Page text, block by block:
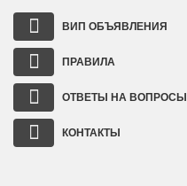
ВИП ОБЪЯВЛЕНИЯ
ПРАВИЛА
ОТВЕТЫ НА ВОПРОСЫ
КОНТАКТЫ